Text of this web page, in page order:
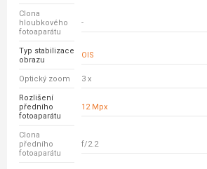
Clona
hloubkového
fotoaparátu
-
Typ stabilizace
obrazu
OIS
Optický zoom 3 x
Rozlišení
předního
fotoaparátu
12 Mpx
Clona
předního
fotoaparátu
f/2.2